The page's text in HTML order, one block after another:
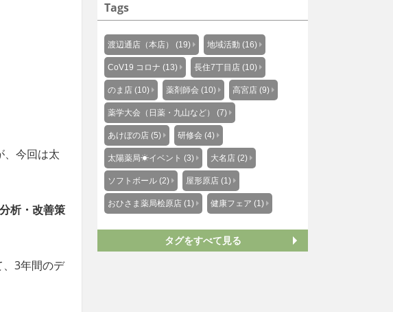
、今回は太
析・改善策
3年間のデ
Tags
渡辺通店（本店） (19) 地域活動 (16)
CoV19 コロナ (13) 長住7丁目店 (10)
のま店 (10) 薬剤師会 (10) 高宮店 (9)
薬学大会（日薬・九山など） (7)
あけぼの店 (5) 研修会 (4)
太陽薬局☀イベント (3) 大名店 (2)
ソフトボール (2) 屋形原店 (1)
おひさま薬局桧原店 (1) 健康フェア (1)
タグをすべて見る